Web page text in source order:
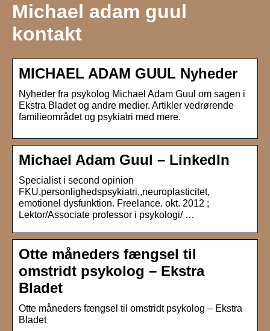
Michael adam guul
kontakt
MICHAEL ADAM GUUL Nyheder
Nyheder fra psykolog Michael Adam Guul om sagen i
Ekstra Bladet og andre medier. Artikler vedrørende
familieområdet og psykiatri med mere.
Michael Adam Guul – LinkedIn
Specialist i second opinion
FKU,personlighedspsykiatri,,neuroplasticitet,
emotionel dysfunktion. Freelance. okt. 2012 ;
Lektor/Associate professor i psykologi/ …
Otte måneders fængsel til
omstridt psykolog – Ekstra
Bladet
Otte måneders fængsel til omstridt psykolog – Ekstra
Bladet